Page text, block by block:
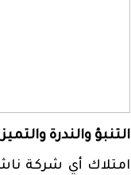
التنبؤ والندرة والتميز
امتلاك أي شركة